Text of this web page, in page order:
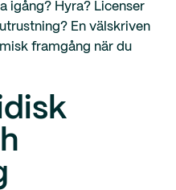
igång? Hyra? Licenser
En välskriven
framgång när du